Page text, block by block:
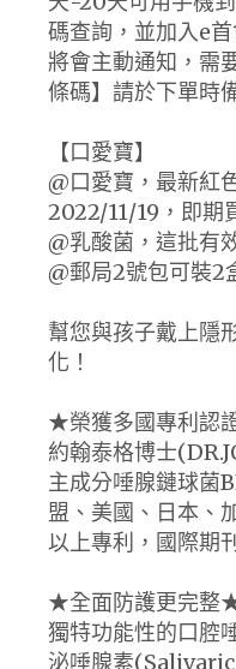
碼查詢，並加入e
將會主動通知，需
條碼】請於下單時
【口愛寶】
@口愛寶，最新紅
2022/11/19，即期
@乳酸菌，這批有
@郵局2號包可裝2
幫您與孩子戴上隱
化！
★榮獲多國專利認
約翰泰格博士
主成分唾腺鏈球菌
盟、美國、日本、
以上專利，國際期
★全面防護更完整
獨特功能性的口腔
泌唾腺素